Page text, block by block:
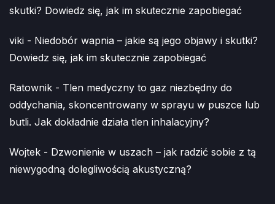
skutki? Dowiedz się, jak im skutecznie zapobiegać
viki - Niedobór wapnia – jakie są jego objawy i skutki?
Dowiedz się, jak im skutecznie zapobiegać
Ratownik - Tlen medyczny to gaz niezbędny do
oddychania, skoncentrowany w sprayu w puszce lub
butli. Jak dokładnie działa tlen inhalacyjny?
Wojtek - Dzwonienie w uszach – jak radzić sobie z tą
niewygodną dolegliwością akustyczną?